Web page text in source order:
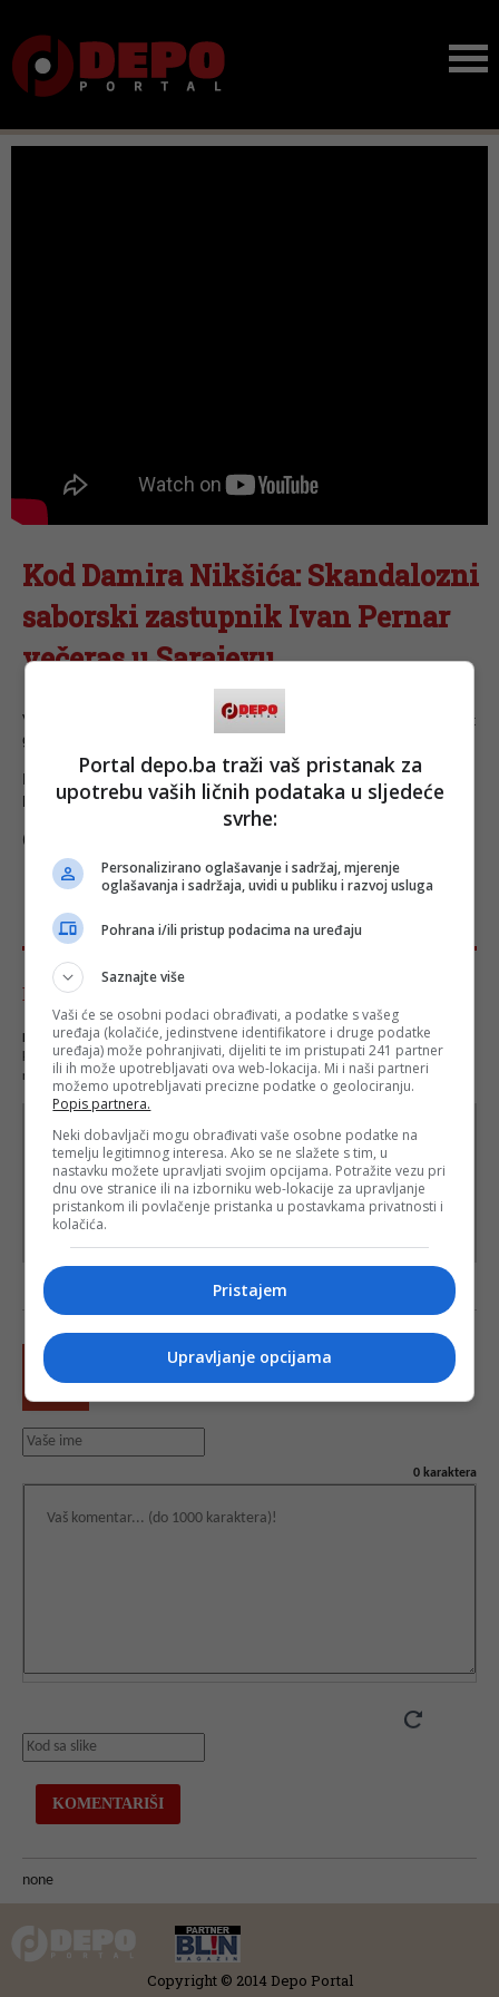
Kod Damira Nikšića: Skandalozni
saborski zastupnik Ivan Pernar
večeras u Sarajevu
Večeras će u Pivnici Sarajevo u Titovoj 7 s početkom u 21:00 sat
gostovati hrvatski saborski zastupnikIvan Pernar
Domaćin će mu biti Damir Nikšić
, pa se očekuje zanimljiva noć
puna smijeha i dobre zabave.
(DEPO PORTAL/mr)
Komentari - Ukupno 0
NAPOMENA- Portal Depo.ba zadržava pravo da obriše neprimjereni dio ili cijeli
komentar bez najave i objašnjenja. Mišljenja iznešena u komentarima nisu stavovi
redakcije web portala Depo.ba!
0 karaktera
none
Copyright © 2014 Depo Portal
Portal depo.ba traži vaš pristanak za
upotrebu vaših ličnih podataka u sljedeće
svrhe:
Personalizirano oglašavanje i sadržaj, mjerenje
oglašavanja i sadržaja, uvidi u publiku i razvoj usluga
Pohrana i/ili pristup podacima na uređaju
Saznajte više
Vaši će se osobni podaci obrađivati, a podatke s vašeg
uređaja (kolačiće, jedinstvene identifikatore i druge podatke
uređaja) može pohranjivati, dijeliti te im pristupati 241 partner
ili ih može upotrebljavati ova web-lokacija. Mi i naši partneri
možemo upotrebljavati precizne podatke o geolociranju.
Popis partnera.
Neki dobavljači mogu obrađivati vaše osobne podatke na
temelju legitimnog interesa. Ako se ne slažete s tim, u
nastavku možete upravljati svojim opcijama. Potražite vezu pri
dnu ove stranice ili na izborniku web-lokacije za upravljanje
pristankom ili povlačenje pristanka u postavkama privatnosti i
kolačića.
Pristajem
Upravljanje opcijama